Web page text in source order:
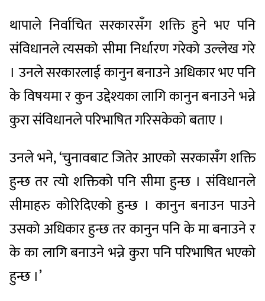
थापाले निर्वाचित सरकारसँग शक्ति हुने भए पनि
संविधानले त्यसको सीमा निर्धारण गरेको उल्लेख गरे
। उनले सरकारलाई कानुन बनाउने अधिकार भए पनि
के विषयमा र कुन उद्देश्यका लागि कानुन बनाउने भन्ने
कुरा संविधानले परिभाषित गरिसकेको बताए ।
उनले भने, ‘चुनावबाट जितेर आएको सरकासँग शक्ति
हुन्छ तर त्यो शक्तिको पनि सीमा हुन्छ । संविधानले
सीमाहरु कोरिदिएको हुन्छ । कानुन बनाउन पाउने
उसको अधिकार हुन्छ तर कानुन पनि के मा बनाउने र
के का लागि बनाउने भन्ने कुरा पनि परिभाषित भएको
हुन्छ ।’